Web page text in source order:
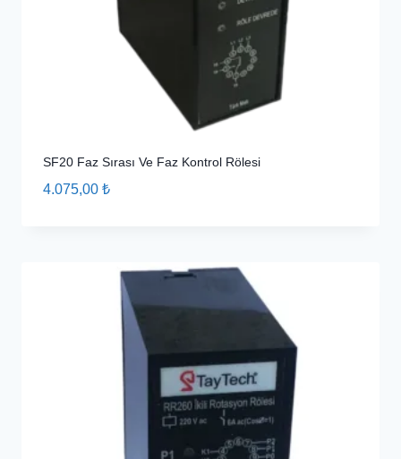
SF20 Faz Sırası Ve Faz Kontrol Rölesi
4.075,00 ₺